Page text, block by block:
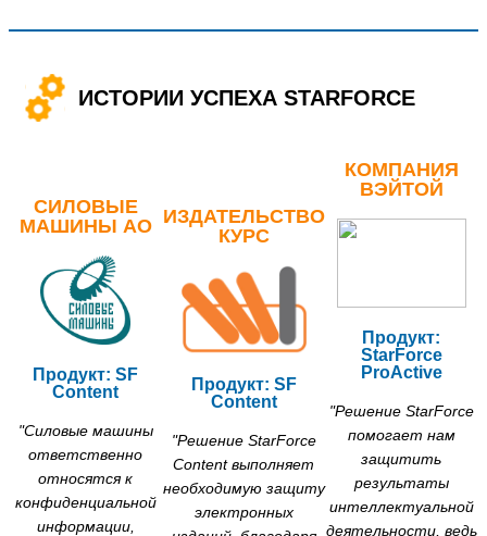
ИСТОРИИ УСПЕХА STARFORCE
СИЛОВЫЕ
МАШИНЫ АО
Продукт: SF
Content
"Силовые машины
ответственно
относятся к
конфиденциальной
информации,
ИЗДАТЕЛЬСТВО
КУРС
Продукт: SF
Content
"Решение StarForce
Content выполняет
необходимую защиту
электронных
КОМПАНИЯ
ВЭЙТОЙ
Продукт:
StarForce
ProActive
"Решение StarForce
помогает нам
защитить
результаты
интеллектуальной
деятельности, ведь